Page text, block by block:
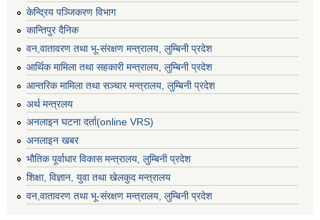
केन्द्रिय पञ्जिकरण विभाग
कान्तिपुर दैनिक
वन,वातावरण तथा भू-संरक्षण मन्त्रालय, लुम्बिनी प्रदेश
आर्थिक मामिला तथा सहकारी मन्त्रालय, लुम्बिनी प्रदेश
आन्तरिक मामिला तथा सञ्चार मन्त्रालय, लुम्बिनी प्रदेश
अर्थ मन्त्रलय
अनलाइन घटना दर्ता(online VRS)
अनलाइन खबर
भौतिक पूर्वाधार विकास मन्त्रालय, लुम्बिनी प्रदेश
शिक्षा, विज्ञान, युवा तथा खेलकुद मन्‍‍त्रालय
वन,वातावरण तथा भू-संरक्षण मन्त्रालय, लुम्बिनी प्रदेश